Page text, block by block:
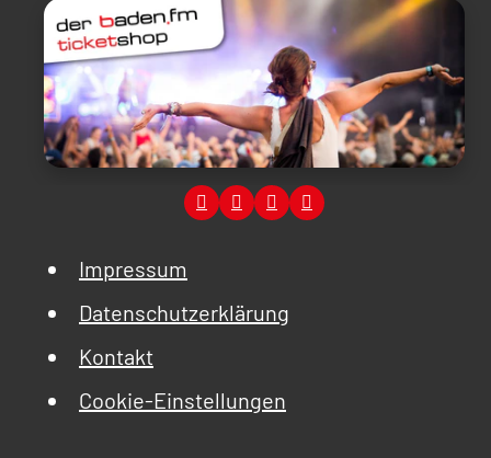
Impressum
Datenschutzerklärung
Kontakt
Cookie-Einstellungen